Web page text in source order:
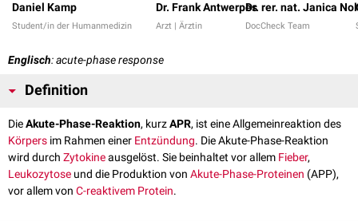
Daniel Kamp
Student/in der Humanmedizin
Dr. Frank Antwerpes
Arzt | Ärztin
Dr. rer. nat. Janica
DocCheck Team
Englisch: acute-phase response
Definition
DieAkute-Phase-Reaktion, kurzAPR, ist eine Allgemeinreaktion des
Körpers im Rahmen einer Entzündung. Die Akute-Phase-Reaktion
wird durch Zytokineausgelöst. Sie beinhaltet vor allem Fieber,
Leukozytose und die Produktion von Akute-Phase-Proteinen (APP),
vor allem von C-reaktivem Protein.